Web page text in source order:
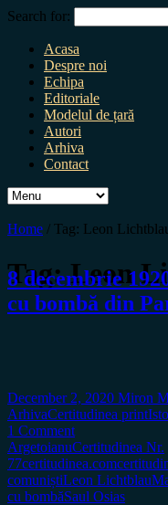
Search for:
Acasa
Despre noi
Echipa
Editoriale
Modelul de țară
Autori
Arhiva
Contact
Home / Tag: Leon
Tag:Leon
8 decembrie
cu bombă din
December 2, 2020 Miron
ArhivaCertitudinea print
1 Comment
ArgetoianuCertitudinea Nr.
77certitudinea.com
comuniștiLeon Lichtblau
cu bombăSaul Osias